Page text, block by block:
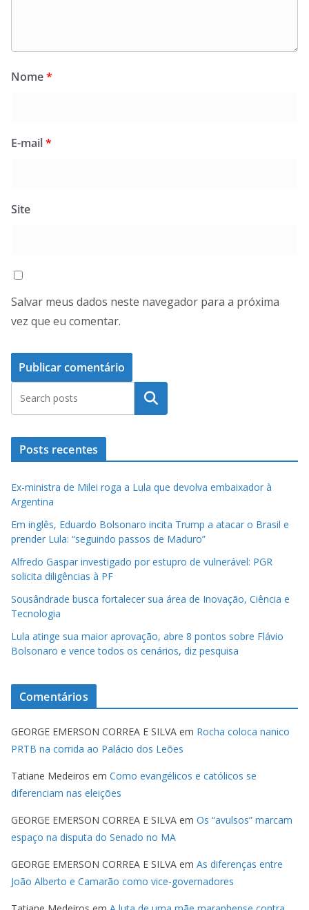
Nome*
E-mail*
Site
Salvar meus dados neste navegador para a próxima
vez que eu comentar.
Pesquisar
Posts recentes
Ex-ministra de Milei roga a Lula que devolva embaixador à
Argentina
Em inglês, Eduardo Bolsonaro incita Trump a atacar o Brasil e
prender Lula: “seguindo passos de Maduro”
Alfredo Gaspar investigado por estupro de vulnerável: PGR
solicita diligências à PF
Sousândrade busca fortalecer sua área de Inovação, Ciência e
Tecnologia
Lula atinge sua maior aprovação, abre 8 pontos sobre Flávio
Bolsonaro e vence todos os cenários, diz pesquisa
Comentários
GEORGE EMERSON CORREA E SILVA em Rocha coloca nanico
PRTB na corrida ao Palácio dos Leões
Tatiane Medeiros em Como evangélicos e católicos se
diferenciam nas eleições
GEORGE EMERSON CORREA E SILVA em Os “avulsos” marcam
espaço na disputa do Senado no MA
GEORGE EMERSON CORREA E SILVA em As diferenças entre
João Alberto e Camarão como vice-governadores